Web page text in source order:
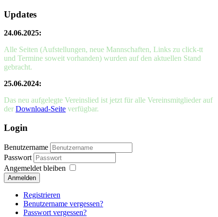
Updates
24.06.2025:
Alle Seiten (Aufstellungen, neue Mannschaften, Links zu click-tt
und Termine soweit vorhanden) wurden auf den aktuellen Stand
gebracht.
25.06.2024:
Das neu aufgelegte Vereinslied ist jetzt für alle Vereinsmitglieder auf
der Download-Seite verfügbar.
Login
Benutzername
Passwort
Angemeldet bleiben
Anmelden
Registrieren
Benutzername vergessen?
Passwort vergessen?